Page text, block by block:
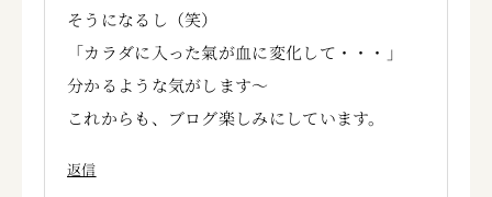
そうになるし（笑）
「カラダに入った氣が血に変化して・・・」
分かるような気がします～
これからも、ブログ楽しみにしています。
返信